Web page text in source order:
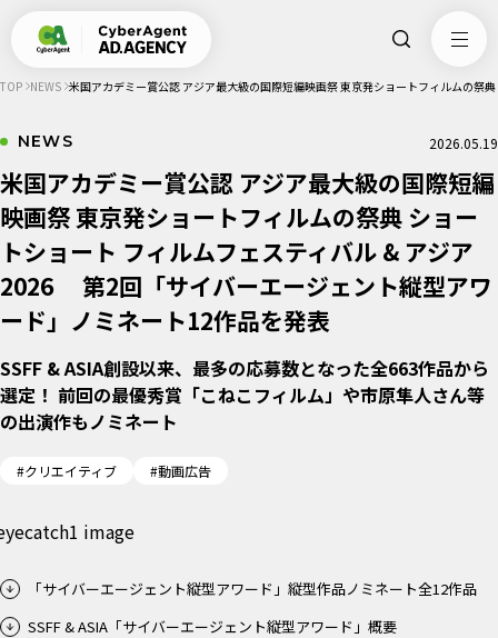
TOP NEWS 米国アカデミー賞公認 アジア最大級の国際短編映画祭 東京発ショートフィルムの
NEWS 2026.05.19
米国アカデミー賞公認 アジア最大級の国際短編
映画祭 東京発ショートフィルムの祭典 ショー
トショート フィルムフェスティバル & アジア
2026 第2回「サイバーエージェント縦型アワ
ード」ノミネート12作品を発表
SSFF & ASIA創設以来、最多の応募数となった全663作品から
選定！ 前回の最優秀賞「こねこフィルム」や市原隼人さん等
の出演作もノミネート
#クリエイティブ #動画広告
「サイバーエージェント縦型アワード」縦型作品ノミネート全12作品
SSFF & ASIA「サイバーエージェント縦型アワード」概要